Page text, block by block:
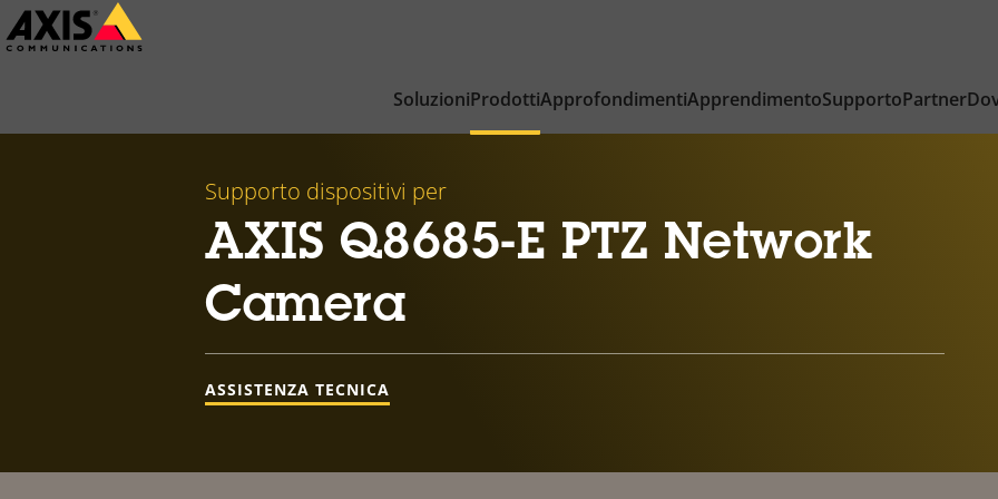
Salta
al
SoluzioniProdottiApprofondimentiApprendimentoSupportoPartner
Supporto dispositivi per
AXIS Q8685-E PTZ Network
Camera
ASSISTENZA TECNICA